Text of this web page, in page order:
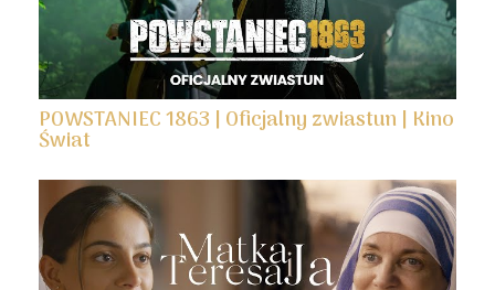
POWSTANIEC 1863 | Oficjalny zwiastun | Kino
Świat